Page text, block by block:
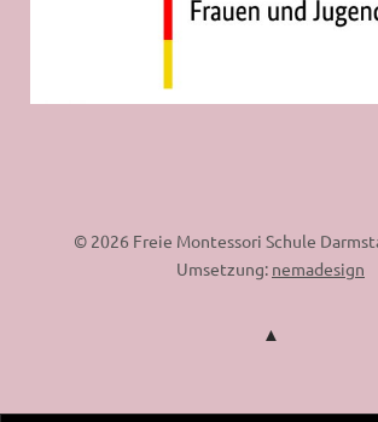
© 2026 Freie Montessori Schule
Umsetzung: nemadesign